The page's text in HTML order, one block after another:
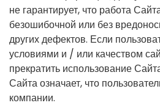
не гарантирует, что работа
безошибочной или без
других дефектов. Если
условиями и / или качеством
прекратить использование
Сайта означает, что
компании.